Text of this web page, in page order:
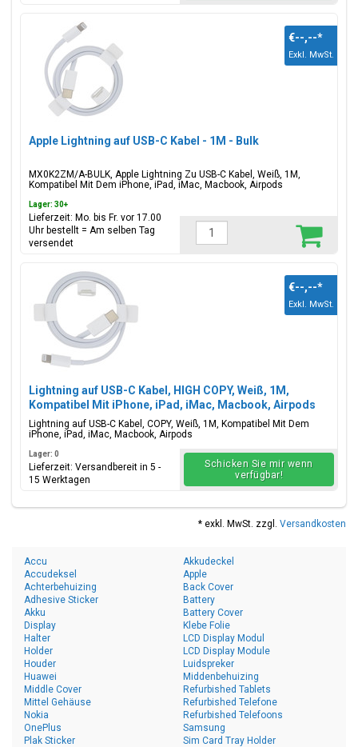
Apple Lightning auf USB-C Kabel - 1M - Bulk
MX0K2ZM/A-BULK, Apple Lightning Zu USB-C Kabel, Weiß, 1M,
Kompatibel Mit Dem iPhone, iPad, iMac, Macbook, Airpods
€--,--*
Exkl. MwSt.
Lager: 30+
Lieferzeit: Mo. bis Fr. vor 17.00
Uhr bestellt = Am selben Tag
versendet
Lightning auf USB-C Kabel, HIGH COPY, Weiß, 1M,
Kompatibel Mit iPhone, iPad, iMac, Macbook, Airpods
Lightning auf USB-C Kabel, COPY, Weiß, 1M, Kompatibel Mit Dem
iPhone, iPad, iMac, Macbook, Airpods
€--,--*
Exkl. MwSt.
Lager: 0
Lieferzeit: Versandbereit in 5 -
15 Werktagen
Schicken Sie mir wenn
verfügbar!
* exkl. MwSt. zzgl. Versandkosten
Accu
Accudeksel
Achterbehuizing
Adhesive Sticker
Akku
Akkudeckel
Apple
Back Cover
Battery
Battery Cover
Display
Halter
Holder
Houder
Huawei
Klebe Folie
LCD Display Modul
LCD Display Module
Luidspreker
Middenbehuizing
Middle Cover
Mittel Gehäuse
Nokia
OnePlus
Plak Sticker
Refurbished Tablets
Refurbished Telefone
Refurbished Telefoons
Samsung
Sim Card Tray Holder